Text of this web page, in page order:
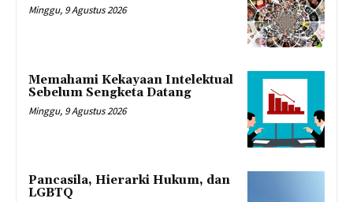
Minggu, 9 Agustus 2026
Memahami Kekayaan Intelektual
Sebelum Sengketa Datang
Minggu, 9 Agustus 2026
Pancasila, Hierarki Hukum, dan
LGBTQ